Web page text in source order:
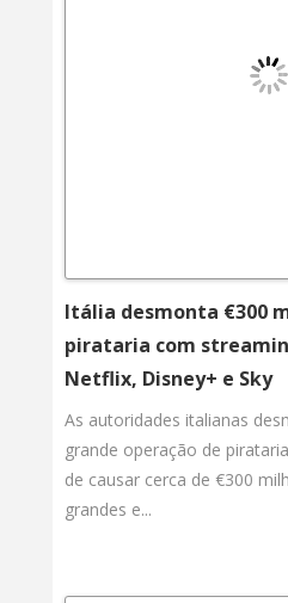
Itália desmonta €300
pirataria com
Netflix, Disney+ e Sky
As autoridades italianas
grande operação de
de causar cerca de €300
grandes e...